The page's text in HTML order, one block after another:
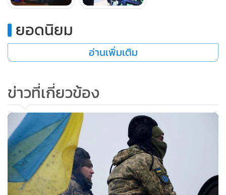
กำลังเตรียมบุกยูเครน โดยอย่างเร็วที่สุดคือในเดือนหน้า ด้วย
กำลังทหารราวหนึ่งแสนนายที่ประจำอยู่ใกล้แนวชายแดนขณะนี้
ในทางกลับกัน รัสเซียยืนยันว่า ต้องการคำมั่นจากตะวันตกว่า จะ
ไม่ขยายองค์การนาโตไปทางตะวันออกต่อไปอีก รวมทั้งไม่นำเอา
ทั้งนี้ มอสโกบอกว่าความมั่นคงของตนกำลังถูกคุกคามจากความ
สัมพันธ์ที่ขยายตัวขึ้นเรื่อยๆ ระหว่างยูเครนกับตะวันตก โดยที่
ยูเครนแสดงเจตนารมณ์ต้องการเป็นสมาชิกของนาโต และมี
ความเป็นไปได้ที่นาโตจะติดตั้งขีปนาวุธในยูเครนโดยเล็งเป้าที่
รัสเซีย
ยอดนิยม
อ่านเพิ่มเติม
ข่าวที่เกี่ยวข้อง